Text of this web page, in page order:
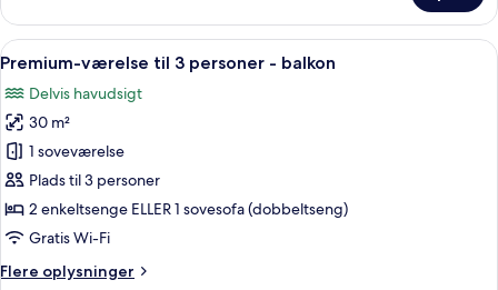
lejlighed
2
(for
6)
Indlæs
alle
billeder
af
Premium-
værelse
til
3
-
Et moderne hotelværelse med seng,
5
Premium-værelse til 3 personer - balkon
Delvis havudsigt
30 m²
1 soveværelse
Plads til 3 personer
2 enkeltsenge ELLER 1 sovesofa (dobbeltseng)
Gratis Wi-Fi
Flere oplysninger
Flere